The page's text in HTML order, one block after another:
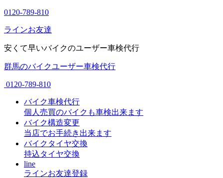
0120-789-810
ラインお友達
安くて早いバイクのユーザー車検代行
群馬のバイクユーザー車検代行
0120-789-810
バイク車検代行
個人売買のバイクも車検出来ます
バイク構造変更
当店でお手続き出来ます
バイクタイヤ交換
持込タイヤ交換
line
ラインお友達登録